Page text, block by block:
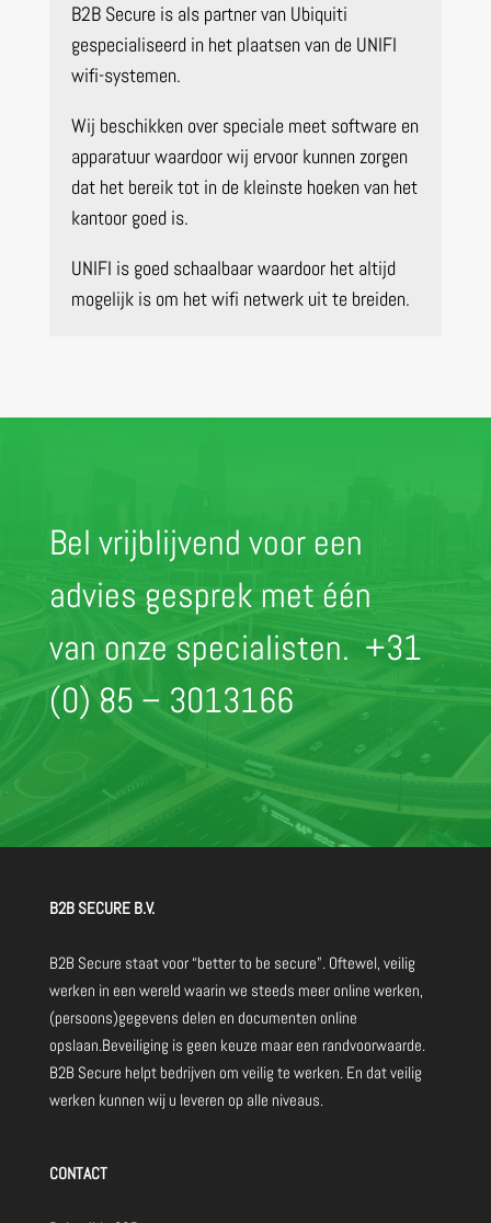
B2B Secure is als partner van Ubiquiti
gespecialiseerd in het plaatsen van de UNIFI
wifi-systemen.
Wij beschikken over speciale meet software en
apparatuur waardoor wij ervoor kunnen zorgen
dat het bereik tot in de kleinste hoeken van het
kantoor goed is.
UNIFI is goed schaalbaar waardoor het altijd
mogelijk is om het wifi netwerk uit te breiden.
Bel vrijblijvend voor een
advies gesprek met één
van onze specialisten. +31
(0) 85 – 3013166
B2B SECURE B.V.
B2B Secure staat voor “better to be secure”. Oftewel, veilig
werken in een wereld waarin we steeds meer online werken,
(persoons)gegevens delen en documenten online
opslaan.Beveiliging is geen keuze maar een randvoorwaarde.
B2B Secure helpt bedrijven om veilig te werken. En dat veilig
werken kunnen wij u leveren op alle niveaus.
CONTACT